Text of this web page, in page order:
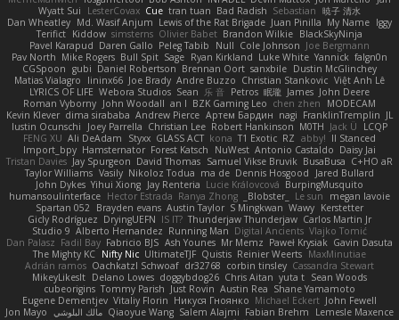
Wyatt Sui
LesterCovax Cue tran tuan Bad Radish Sebastian 暁子 清水
Dan Wheatley Md. Wasif Anjum Lewis of the Rat Brigade Juan Pinilla My Name Iggy
Terifict Kiddow simsterns Olivier Babet Brandon Wilkie BlackSkyNinja
Pavel Karapud Daren Gallo Peleg Tabib Null Cole Johnson Joe Bergmann
Pav North Mike Rogers Bull Spit Sage Ryan Kirkland Luke White Yannick falgn0n
CGSpoon gubi Daniel Robertson Brennan Oort sanxbile Dustin McGlinchey
Matias Vialagro
lininx66 Joe Brady Andre Buzzo Christian Stankovic Việt Anh Lê
LYRICS OF LIFE Webora Studios Sean 乐 音 Petros 眠瓏 James John Deere
Roman Vyborny John Woodall an l BZK Gaming Leo chen zhen
MODECAM
Kevin Klever dima sirababa Andrew Pierce Артем Бардин nagi FranklinTremplin JL
Iustin Ocunschi
Joey Parrella Christian Lee Robert Hankinson M0TH Jack Ü
LCQP
FENG XU Ali DeAdam Styxx GLASS ACT kona T1 Exotic RZ abby! ll Stanced
Import_bpy Hamsternator Forest Katsch NuWest Antonio Castaldo Daisy Jai
Tristan Davies Jay Spurgeon David Thomas Samuel Vikse Bruvik BusaBusa C+HO aR
Taylor Williams Vasily Nikoloz Todua ma de Dennis Hosgood
Jared Bullard
John Dykes Yihui Xiong Jay Renteria Lucie Královcová BurpingMusquito
humansoulinterface Hector Estrada Ranya Zhong _Blobster_ Le sun
megan lavoie
Spartan 052 Brayden evans Austin Taylor S Mingkwan Wawy Kerstetter
Gicly Rodríguez DryingUEFN IS IT? Thunderjaw Thunderjaw Carlos Martin Jr
Studio 9 Alberto Hernandez Running Man Digital Ancients Vlajko Tomić
Dan Palasz Fadil Bay Fabricio BJS Ash Younes Mr Memz Paweł Krysiak Gavin Dasuta
The Mighty KC Nifty Nic UltimateTJF Quistis Reinier Weerts MaxMinutiae
Adrián ramos Oachkatzl Schwoaf dr32768 corbin tinsley Cassandra Stewart
MikeyLikesIt Delano Lowes doggybdog26 Chris Aitan yuta t Sean Woods
cubeorigins Tommy Parish Just Rovin Austin Rea Shane Yamamoto
Eugene Dementjev Vitaliy Florin Никуся Гноянко Michael Eckert John Fewell
Jon Mayo مالك البلوشي Qiaoyue Wang Salem Alajmi Fabian Brehm
Lemesle Maxence